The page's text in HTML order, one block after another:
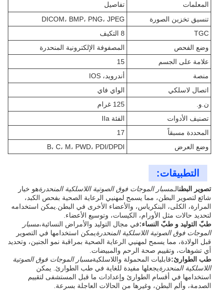
المعلمات
تفاصيل
تنسيق تخزين الصورة
DICOM، BMP، PNG، JPEG
TGC
وضع الفحص
المصفوفة الإلكترونية المنحدرة
علامة على الجسم
15
منصة
أندرويد، IOS
اتصال لاسلكي
الواي فاي
ن.و.
125 غرام
تصنيف الأدوات
الفئة IIa
المحددة مسبقاً
17
وضع العرض
B، C، M، PWD، PDI/DPDI
التطبيقات:
تصوير البطنالـمسبار الموجات فوق الصوتية اللاسلكية المنحدرة هو خيار
شائع لتصوير البطن، مما يسمح لمهنيي الرعاية الصحية بفحص الكبد،
المرارة، الكلى، البنكرياس، والأعضاء الأخرى في البطن.يمكن استخدامه
لتحديد حالات مثل الأورام، الكيسات، وتوسيع الأعضاء.
طبّ التوليد و طبّ النساء:في مجال التوليد والأمراض النسائية،مسبار
الموجات فوق الصوتية اللاسلكية المنحدرة يمكن استخدامها في التصوير
قبل الولادة، مما يسمح لمهنيي الرعاية الصحية بمراقبة نمو الجنين، وتحديد
أي تشوهات، وتقييم صحة الرحم والمبيضات.
طب الطوارئ:قابليات المحمولة واللاسلكيةمسبار الموجات فوق الصوتية
اللاسلكية المنحدرة يجعلها مفيدة للغاية في طب الطوارئ. يمكن
استخدامها في أقسام الطوارئ وإعدادات ما قبل المستشفى لتقييم
الصدمة، وألم البطن، وغيرها من الحالات العاجلة بسرعة.